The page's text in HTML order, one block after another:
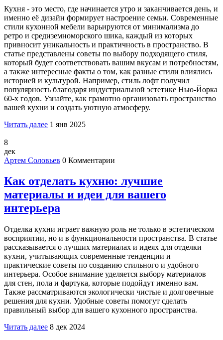
Кухня - это место, где начинается утро и заканчивается день, и
именно её дизайн формирует настроение семьи. Современные
стили кухонной мебели варьируются от минимализма до
ретро и средиземноморского шика, каждый из которых
привносит уникальность и практичность в пространство. В
статье представлены советы по выбору подходящего стиля,
который будет соответствовать вашим вкусам и потребностям,
а также интересные факты о том, как разные стили влиялись
историей и культурой. Например, стиль лофт получил
популярность благодаря индустриальной эстетике Нью-Йорка
60-х годов. Узнайте, как грамотно организовать пространство
вашей кухни и создать уютную атмосферу.
Читать далее 1 янв 2025
8
дек
Артем Соловьев 0 Комментарии
Как отделать кухню: лучшие
материалы и идеи для вашего
интерьера
Отделка кухни играет важную роль не только в эстетическом
восприятии, но и в функциональности пространства. В статье
рассказывается о лучших материалах и идеях для отделки
кухни, учитывающих современные тенденции и
практические советы по созданию стильного и удобного
интерьера. Особое внимание уделяется выбору материалов
для стен, пола и фартука, которые подойдут именно вам.
Также рассматриваются экологически чистые и долговечные
решения для кухни. Удобные советы помогут сделать
правильный выбор для вашего кухонного пространства.
Читать далее 8 дек 2024